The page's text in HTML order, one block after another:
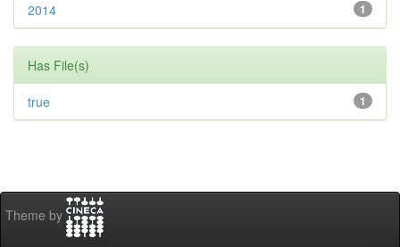
1
2014
Has File(s)
1
true
Theme by